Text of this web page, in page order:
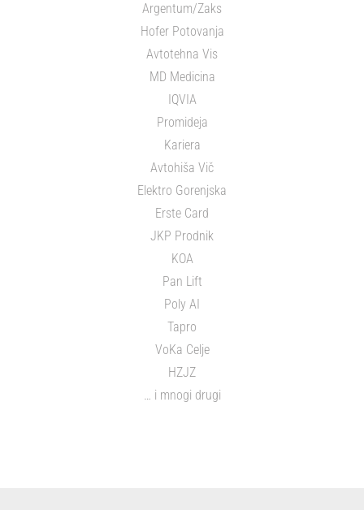
Argentum/Zaks
Hofer Potovanja
Avtotehna Vis
MD Medicina
IQVIA
Promideja
Kariera
Avtohiša Vič
Elektro Gorenjska
Erste Card
JKP Prodnik
KOA
Pan Lift
Poly AI
Tapro
VoKa Celje
HZJZ
… i mnogi drugi